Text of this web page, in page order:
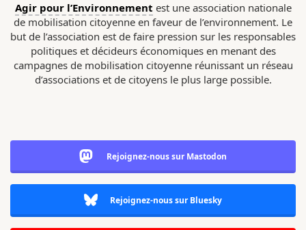
Agir pour l’Environnement est une association nationale
de mobilisation citoyenne en faveur de l’environnement. Le
but de l’association est de faire pression sur les responsables
politiques et décideurs économiques en menant des
campagnes de mobilisation citoyenne réunissant un réseau
d’associations et de citoyens le plus large possible.
Rejoignez-nous sur Mastodon
Rejoignez-nous sur Bluesky